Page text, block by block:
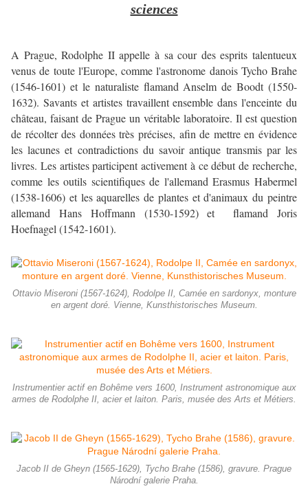
sciences
A Prague, Rodolphe II appelle à sa cour des esprits talentueux
venus de toute l'Europe, comme l'astronome danois Tycho Brahe
(1546-1601) et le naturaliste flamand Anselm de Boodt (1550-
1632). Savants et artistes travaillent ensemble dans l'enceinte du
château, faisant de Prague un véritable laboratoire. Il est question
de récolter des données très précises, afin de mettre en évidence
les lacunes et contradictions du savoir antique transmis par les
livres. Les artistes participent activement à ce début de recherche,
comme les outils scientifiques de l'allemand Erasmus Habermel
(1538-1606) et les aquarelles de plantes et d'animaux du peintre
allemand Hans Hoffmann (1530-1592) et flamand Joris
Hoefnagel (1542-1601).
Ottavio Miseroni (1567-1624), Rodolpe II, Camée en sardonyx, monture
en argent doré. Vienne, Kunsthistorisches Museum.
Instrumentier actif en Bohême vers 1600, Instrument astronomique aux
armes de Rodolphe II, acier et laiton. Paris, musée des Arts et Métiers.
Jacob II de Gheyn (1565-1629), Tycho Brahe (1586), gravure. Prague
Národní galerie Praha.